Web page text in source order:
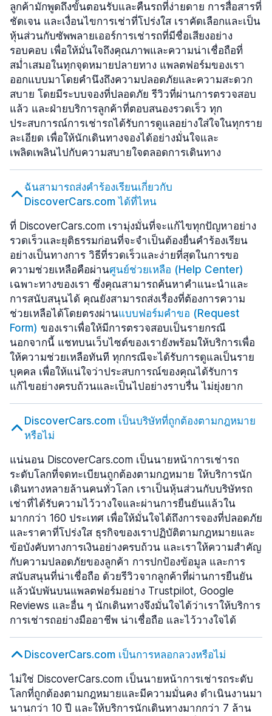
ลูกค้ามักพูดถึงขั้นตอนรับและคืนรถที่ง่ายดาย การสื่อสารที่
ชัดเจน และเงื่อนไขการเช่าที่โปร่งใส เราคัดเลือกและเป็น
หุ้นส่วนกับซัพพลายเออร์การเช่ารถที่มีชื่อเสียงอย่าง
รอบคอบ เพื่อให้มั่นใจถึงคุณภาพและความน่าเชื่อถือที่
สม่ำเสมอในทุกจุดหมายปลายทาง แพลตฟอร์มของเรา
ออกแบบมาโดยคำนึงถึงความปลอดภัยและความสะดวก
สบาย โดยมีระบบจองที่ปลอดภัย รีวิวที่ผ่านการตรวจสอบ
แล้ว และฝ่ายบริการลูกค้าที่ตอบสนองรวดเร็ว ทุก
ประสบการณ์การเช่ารถได้รับการดูแลอย่างใส่ใจในทุกราย
ละเอียด เพื่อให้นักเดินทางจองได้อย่างมั่นใจและ
เพลิดเพลินไปกับความสบายใจตลอดการเดินทาง
ฉันสามารถส่งคำร้องเรียนเกี่ยวกับ
DiscoverCars.com ได้ที่ไหน
ที่ DiscoverCars.com เรามุ่งมั่นที่จะแก้ไขทุกปัญหาอย่าง
รวดเร็วและยุติธรรมก่อนที่จะจำเป็นต้องยื่นคำร้องเรียน
อย่างเป็นทางการ วิธีที่รวดเร็วและง่ายที่สุดในการขอ
ความช่วยเหลือคือผ่านศูนย์ช่วยเหลือ (Help Center)
เฉพาะทางของเรา ซึ่งคุณสามารถค้นหาคำแนะนำและ
การสนับสนุนได้ คุณยังสามารถส่งเรื่องที่ต้องการความ
ช่วยเหลือได้โดยตรงผ่านแบบฟอร์มคำขอ (Request
Form) ของเราเพื่อให้มีการตรวจสอบเป็นรายกรณี
นอกจากนี้ แชทบนเว็บไซต์ของเรายังพร้อมให้บริการเพื่อ
ให้ความช่วยเหลือทันที ทุกกรณีจะได้รับการดูแลเป็นราย
บุคคล เพื่อให้แน่ใจว่าประสบการณ์ของคุณได้รับการ
แก้ไขอย่างครบถ้วนและเป็นไปอย่างราบรื่น ไม่ยุ่งยาก
DiscoverCars.com เป็นบริษัทที่ถูกต้องตามกฎหมาย
หรือไม่
แน่นอน DiscoverCars.com เป็นนายหน้าการเช่ารถ
ระดับโลกที่จดทะเบียนถูกต้องตามกฎหมาย ให้บริการนัก
เดินทางหลายล้านคนทั่วโลก เราเป็นหุ้นส่วนกับบริษัทรถ
เช่าที่ได้รับความไว้วางใจและผ่านการยืนยันแล้วใน
มากกว่า 160 ประเทศ เพื่อให้มั่นใจได้ถึงการจองที่ปลอดภัย
และราคาที่โปร่งใส ธุรกิจของเราปฏิบัติตามกฎหมายและ
ข้อบังคับทางการเงินอย่างครบถ้วน และเราให้ความสำคัญ
กับความปลอดภัยของลูกค้า การปกป้องข้อมูล และการ
สนับสนุนที่น่าเชื่อถือ ด้วยรีวิวจากลูกค้าที่ผ่านการยืนยัน
แล้วนับพันบนแพลตฟอร์มอย่าง Trustpilot, Google
Reviews และอื่น ๆ นักเดินทางจึงมั่นใจได้ว่าเราให้บริการ
การเช่ารถอย่างมืออาชีพ น่าเชื่อถือ และไว้วางใจได้
DiscoverCars.com เป็นการหลอกลวงหรือไม่
ไม่ใช่ DiscoverCars.com เป็นนายหน้าการเช่ารถระดับ
โลกที่ถูกต้องตามกฎหมายและมีความมั่นคง ดำเนินงานมา
นานกว่า 10 ปี และให้บริการนักเดินทางมากกว่า 7 ล้าน